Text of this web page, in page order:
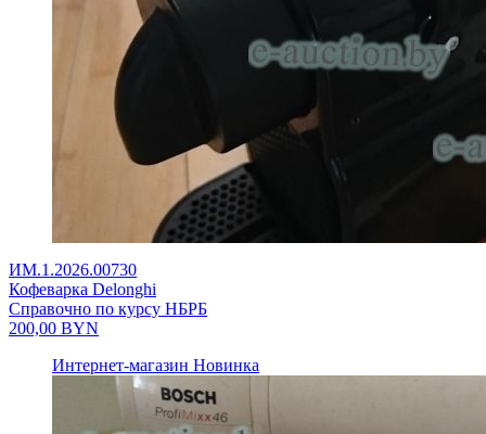
ИМ.1.2026.00730
Кофеварка Delonghi
Справочно по курсу НБРБ
200,00 BYN
Интернет-магазин Новинка